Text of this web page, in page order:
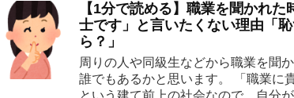
【1分で読める】職業を聞かれた
士です」と言いたくない理由「
ら？」
周りの人や同級生などから職業を聞
誰でもあるかと思います。 「職業に
という建て前上の社会なので、自分